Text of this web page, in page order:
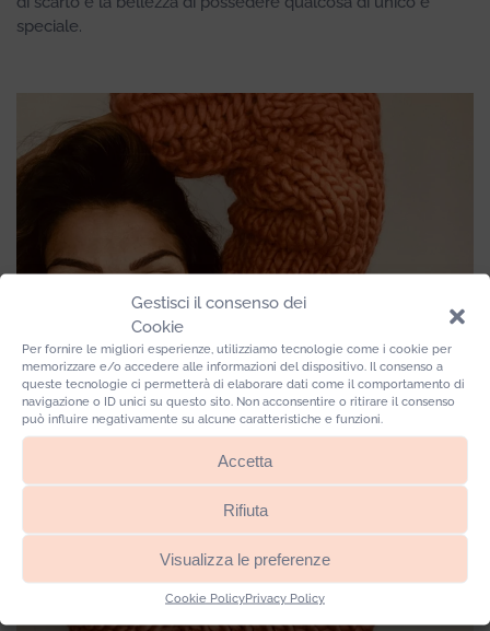
Gestisci il consenso dei
Cookie
Per fornire le migliori esperienze, utilizziamo tecnologie come i cookie per
memorizzare e/o accedere alle informazioni del dispositivo. Il consenso a
queste tecnologie ci permetterà di elaborare dati come il comportamento di
navigazione o ID unici su questo sito. Non acconsentire o ritirare il consenso
può influire negativamente su alcune caratteristiche e funzioni.
Accetta
Rifiuta
Visualizza le preferenze
Cookie PolicyPrivacy Policy
speciale.